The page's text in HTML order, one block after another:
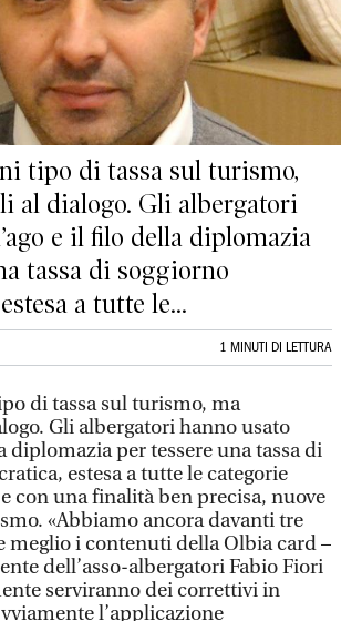
tipo di tassa sul turismo,
al dialogo. Gli albergatori
e il filo della diplomazia
tassa di soggiorno
a tutte le...
1 MINUTI DI LETTURA
di tassa sul turismo, ma
Gli albergatori hanno usato
diplomazia per tessere una tassa di
estesa a tutte le categorie
con una finalità ben precisa, nuove
«Abbiamo ancora davanti tre
meglio i contenuti della Olbia card –
dell’asso-albergatori Fabio Fiori
serviranno dei correttivi in
l’applicazione